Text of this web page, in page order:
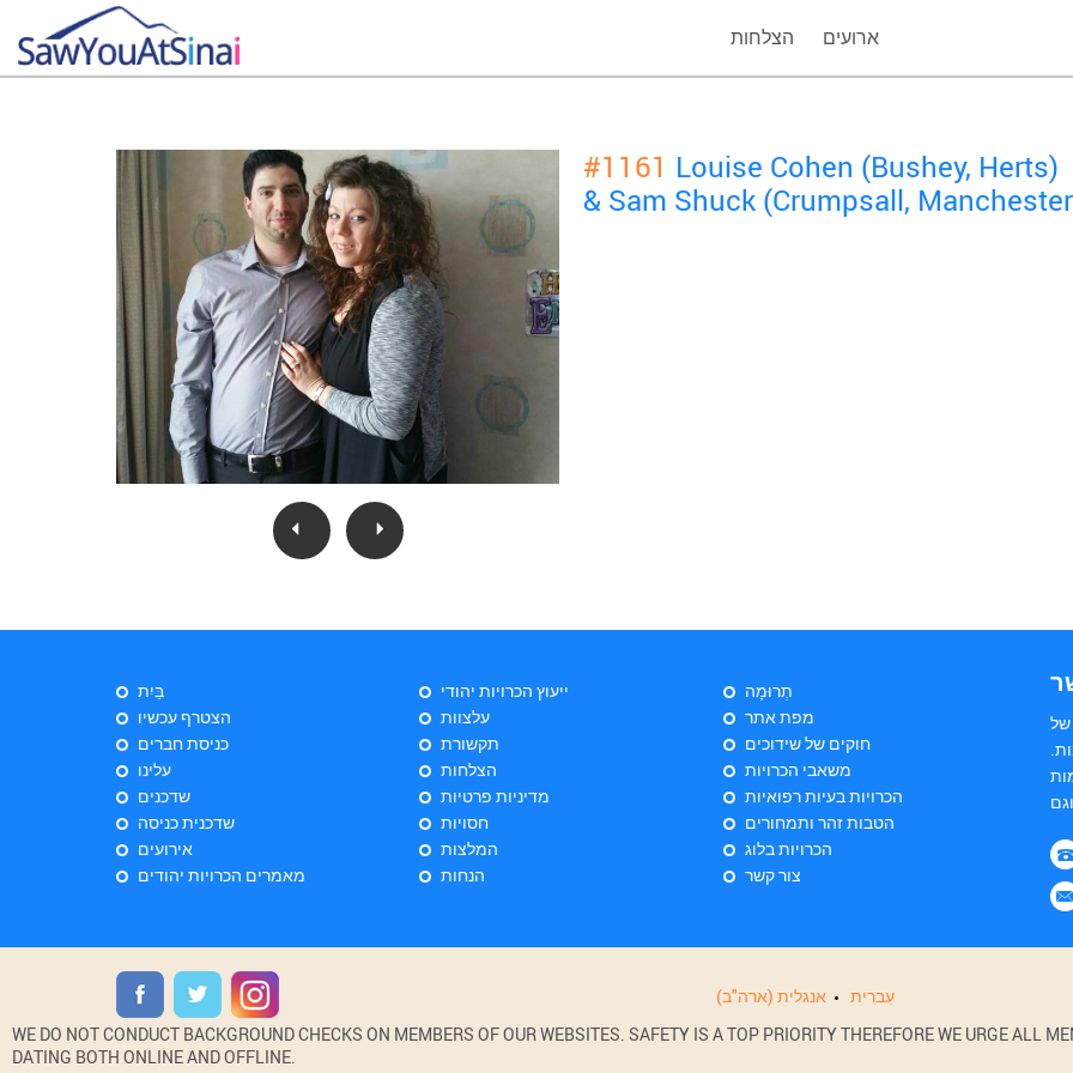
הצלחות ארועים
#1161 Louise Cohen (Bushey, Herts)
& Sam Shuck (Crumpsall,
בַּיִת
הצטרף עכשיו
כניסת חברים
עלינו
שדכנים
שדכנית כניסה
אירועים
מאמרים הכרויות יהודים
ייעוץ הכרויות יהודי
עלצוות
תקשורת
הצלחות
מדיניות פרטיות
חסויות
המלצות
הנחות
תְרוּמָה
מפת אתר
חוקים של שידוכים
משאבי הכרויות
הכרויות בעיות רפואיות
הטבות זהר ותמחורים
הכרויות בלוג
צור קשר
של
אנגלית (ארה"ב) עִברִית
WE DO NOT CONDUCT BACKGROUND CHECKS ON MEMBERS OF OUR WEBSITES. SAFETY IS A TOP PRIORITY THEREFORE WE URGE ALL
DATING BOTH ONLINE AND OFFLINE.